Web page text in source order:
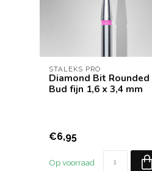
STALEKS PRO
Diamond Bit Rounded
Bud fijn 1,6 x 3,4 mm
€6,95
Op voorraad